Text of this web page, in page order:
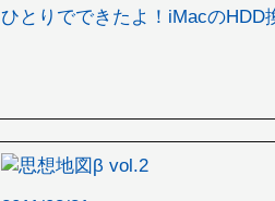
ひとりでできたよ！iMacのHDD